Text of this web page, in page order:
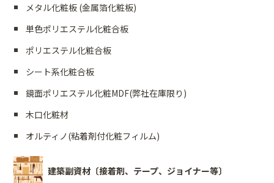
メタル化粧板 (金属箔化粧板)
単色ポリエステル化粧合板
ポリエステル化粧合板
シート系化粧合板
鏡面ポリエステル化粧MDF(弊社在庫限り)
木口化粧材
オルティノ(粘着剤付化粧フィルム)
建築副資材〔接着剤、テープ、ジョイナー等〕